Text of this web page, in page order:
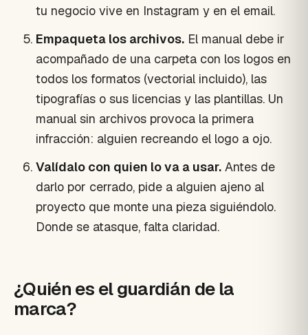
tu negocio vive en Instagram y en el email.
Empaqueta los archivos. El manual debe ir
acompañado de una carpeta con los logos en
todos los formatos (vectorial incluido), las
tipografías o sus licencias y las plantillas. Un
manual sin archivos provoca la primera
infracción: alguien recreando el logo a ojo.
Valídalo con quien lo va a usar. Antes de
darlo por cerrado, pide a alguien ajeno al
proyecto que monte una pieza siguiéndolo.
Donde se atasque, falta claridad.
¿Quién es el guardián de la
marca?